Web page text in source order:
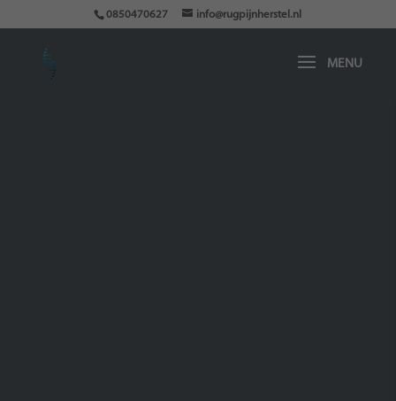
0850470627 info@rugpijnherstel.nl